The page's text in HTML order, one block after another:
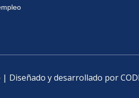
Diseñado y desarrollado por